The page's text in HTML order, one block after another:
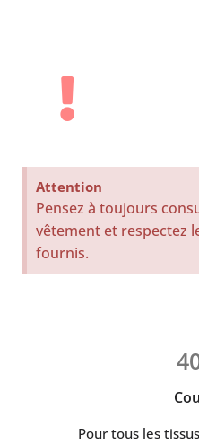
Attention
Pensez à toujours
vêtement et respectez
fournis.
Pour tous les